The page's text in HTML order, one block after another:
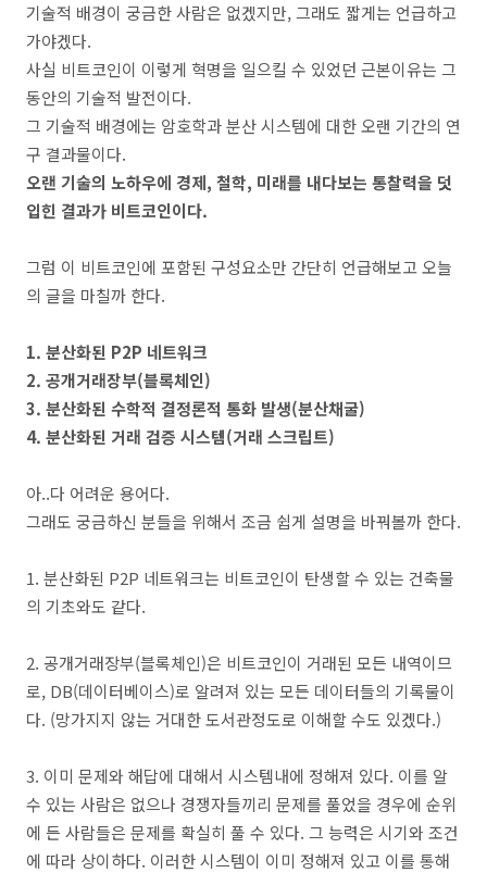
기술적 배경이 궁금한 사람은 없겠지만, 그래도 짧게는 언급하고
가야겠다.
사실 비트코인이 이렇게 혁명을 일으킬 수 있었던 근본이유는 그
동안의 기술적 발전이다.
그 기술적 배경에는 암호학과 분산 시스템에 대한 오랜 기간의 연
구 결과물이다.
오랜 기술의 노하우에 경제, 철학, 미래를 내다보는 통찰력을 덧
입힌 결과가 비트코인이다.
그럼 이 비트코인에 포함된 구성요소만 간단히 언급해보고 오늘
의 글을 마칠까 한다.
1. 분산화된 P2P 네트워크
2. 공개거래장부(블록체인)
3. 분산화된 수학적 결정론적 통화 발생(분산채굴)
4. 분산화된 거래 검증 시스템(거래 스크립트)
아..다 어려운 용어다.
그래도 궁금하신 분들을 위해서 조금 쉽게 설명을 바꿔볼까 한다.
1. 분산화된 P2P 네트워크는 비트코인이 탄생할 수 있는 건축물
의 기초와도 같다.
2. 공개거래장부(블록체인)은 비트코인이 거래된 모든 내역이므
로, DB(데이터베이스)로 알려져 있는 모든 데이터들의 기록물이
다. (망가지지 않는 거대한 도서관정도로 이해할 수도 있겠다.)
3. 이미 문제와 해답에 대해서 시스템내에 정해져 있다. 이를 알
수 있는 사람은 없으나 경쟁자들끼리 문제를 풀었을 경우에 순위
에 든 사람들은 문제를 확실히 풀 수 있다. 그 능력은 시기와 조건
에 따라 상이하다. 이러한 시스템이 이미 정해져 있고 이를 통해